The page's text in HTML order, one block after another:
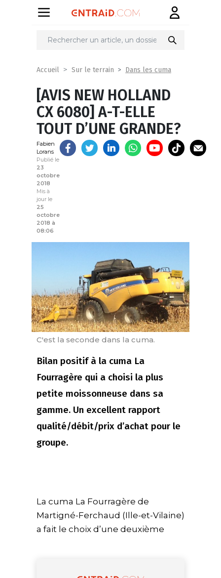
Partager
Accueil Sur le terrain Dans les cuma
[AVIS NEW HOLLAND
CX 6080] A-T-ELLE
TOUT D’UNE GRANDE?
Fabien
Lorans
Publié le
23
octobre
2018
Mis à
jour le
25
octobre
2018 à
08:06
C'est la seconde dans la cuma.
Bilan positif à la cuma La
Fourragère qui a choisi la plus
petite moissonneuse dans sa
gamme. Un excellent rapport
qualité/débit/prix d’achat pour le
groupe.
La cuma La Fourragère de
Martigné-Ferchaud (Ille-et-Vilaine)
a fait le choix d’une deuxième